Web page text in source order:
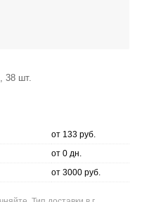
38 шт.
от 133 руб.
от 0 дн.
от 3000 руб.